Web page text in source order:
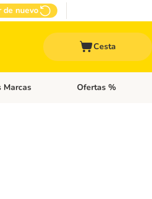
de nuevo
Cesta
Animales
de categoria abierto: Gama Vet.
Marcas Menú de categoria
Ofertas %